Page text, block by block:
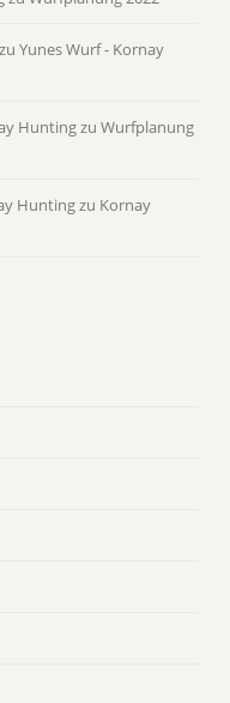
Yunes Wurf - Kornay
HuntingzuWurfplanung
Huntingzu Kornay